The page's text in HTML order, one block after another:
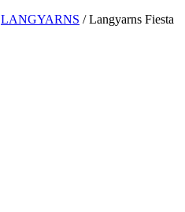
LANGYARNS / Langyarns Fiesta